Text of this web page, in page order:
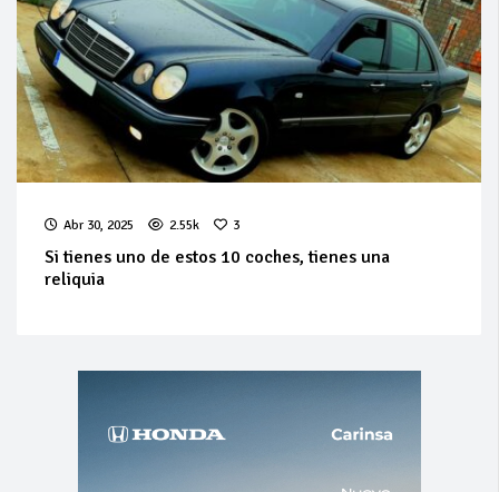
Abr 30, 2025 2.55k 3
Si tienes uno de estos 10 coches, tienes una
reliquia